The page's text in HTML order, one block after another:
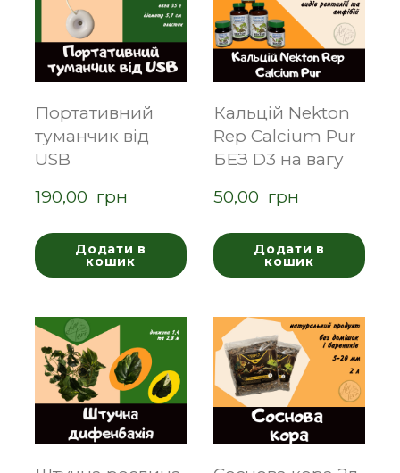
Портативний
туманчик від
USB
190,00  грн
Додати в
кошик
Кальцій Nekton
Rep Calcium Pur
БЕЗ D3 на вагу
50,00  грн
Додати в
кошик